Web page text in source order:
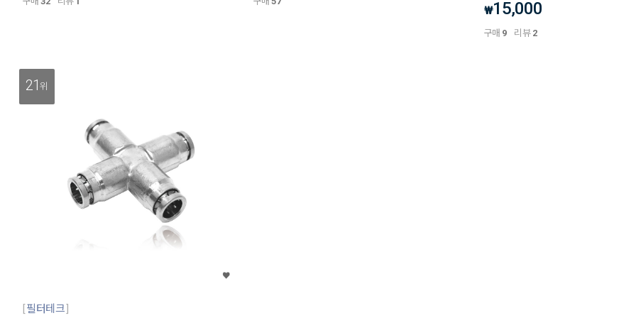
₩15,000
구매 9 리뷰 2
21위
필터테크